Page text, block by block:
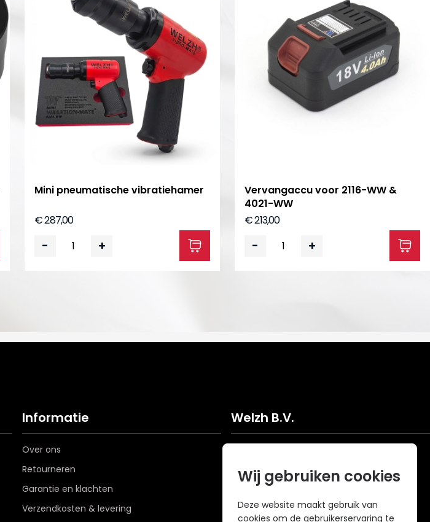
Mini pneumatische vibratiehamer
€ 287,00
- +
Vervangaccu voor 2116-WW &
4021-WW
€ 213,00
- +
Informatie
Over ons
Retourneren
Garantie en klachten
Verzendkosten & levering
Welzh B.V.
Nederland
info@welzh.nl
Wij gebruiken cookies
Deze website maakt gebruik van
cookies om de gebruikerservaring te